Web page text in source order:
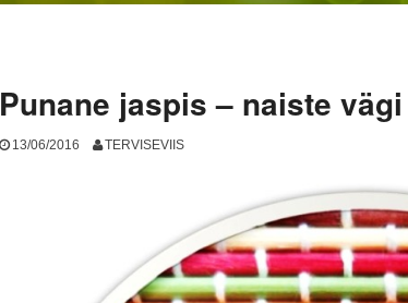
Punane jaspis – naiste vägi
13/06/2016 TERVISEVIIS